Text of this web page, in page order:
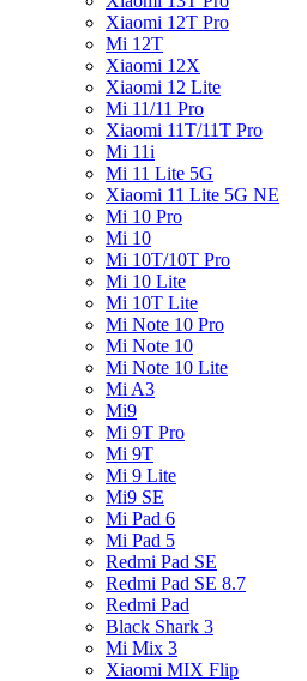
Xiaomi 12T Pro
Mi 12T
Xiaomi 12X
Xiaomi 12 Lite
Mi 11/11 Pro
Xiaomi 11T/11T Pro
Mi 11i
Mi 11 Lite 5G
Xiaomi 11 Lite 5G NE
Mi 10 Pro
Mi 10
Mi 10T/10T Pro
Mi 10 Lite
Mi 10T Lite
Mi Note 10 Pro
Mi Note 10
Mi Note 10 Lite
Mi A3
Mi9
Mi 9T Pro
Mi 9T
Mi 9 Lite
Mi9 SE
Mi Pad 6
Mi Pad 5
Redmi Pad SE
Redmi Pad SE 8.7
Redmi Pad
Black Shark 3
Mi Mix 3
Xiaomi MIX Flip